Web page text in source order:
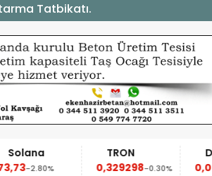
Tatbikatı.
TRON
0,329298
Dogecoin
0,069368-0.50%